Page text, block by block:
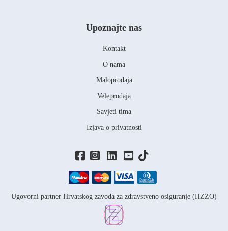
Ugovorni partner Hrvatskog zavoda za zdravstveno osiguranje (HZZO)
Upoznajte nas
Kontakt
O nama
Maloprodaja
Veleprodaja
Savjeti tima
Izjava o privatnosti